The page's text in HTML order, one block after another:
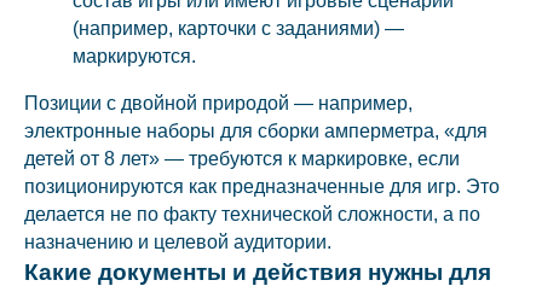
(например, карточки с заданиями) —
маркируются.
Позиции с двойной природой — например,
электронные наборы для сборки амперметра, «для
детей от 8 лет» — требуются к маркировке, если
позиционируются как предназначенные для игр. Это
делается не по факту технической сложности, а по
назначению и целевой аудитории.
Какие документы и действия нужны для